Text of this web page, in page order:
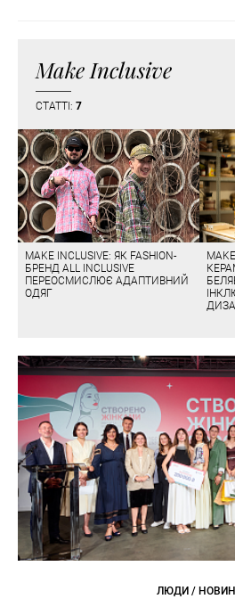
Make Inclusive
СТАТТІ: 7
MAKE INCLUSIVE: ЯК FASHION-
БРЕНД ALL INCLUSIVE
ПЕРЕОСМИСЛЮЄ АДАПТИВНИЙ
ОДЯГ
ЛЮДИ /